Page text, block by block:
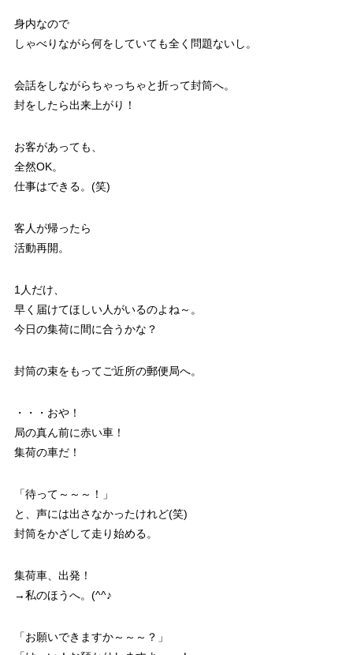
身内なので
しゃべりながら何をしていても全く問題ないし。
会話をしながらちゃっちゃと折って封筒へ。
封をしたら出来上がり！
お客があっても、
全然OK。
仕事はできる。(笑)
客人が帰ったら
活動再開。
1人だけ、
早く届けてほしい人がいるのよね～。
今日の集荷に間に合うかな？
封筒の束をもってご近所の郵便局へ。
・・・おや！
局の真ん前に赤い車！
集荷の車だ！
「待って～～～！」
と、声には出さなかったけれど(笑)
封筒をかざして走り始める。
集荷車、出発！
→私のほうへ。(^^♪
「お願いできますか～～～？」